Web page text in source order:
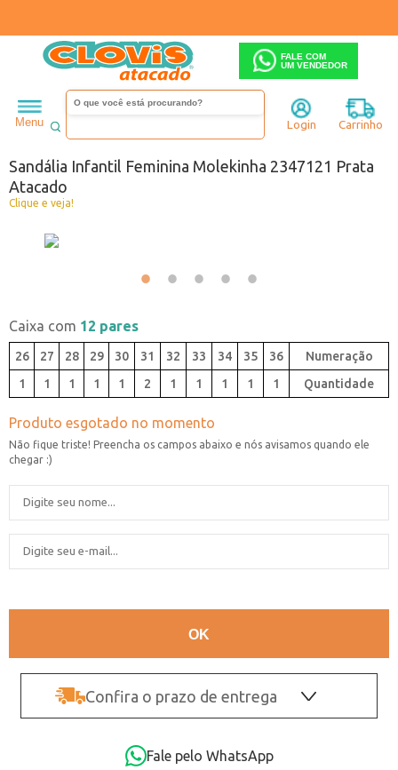
FALE COM
UM VENDEDOR
Menu Login Carrinho
Infantil Menina Sandália
Sandália Infantil Feminina Molekinha 2347121 Prata
Atacado
Clique e veja!
Caixa com 12 pares
26 27 28 29 30 31 32 33 34 35
36
1
1 1 1 1 2 1 1 1 1 1 Quantidade
Confira o prazo de entrega
Fale pelo WhatsApp